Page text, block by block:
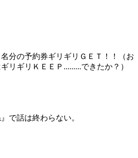
分の予約券ギリギリＧＥＴ！！（お
リギリＫＥＥＰ.........できたか？）
で話は終わらない。